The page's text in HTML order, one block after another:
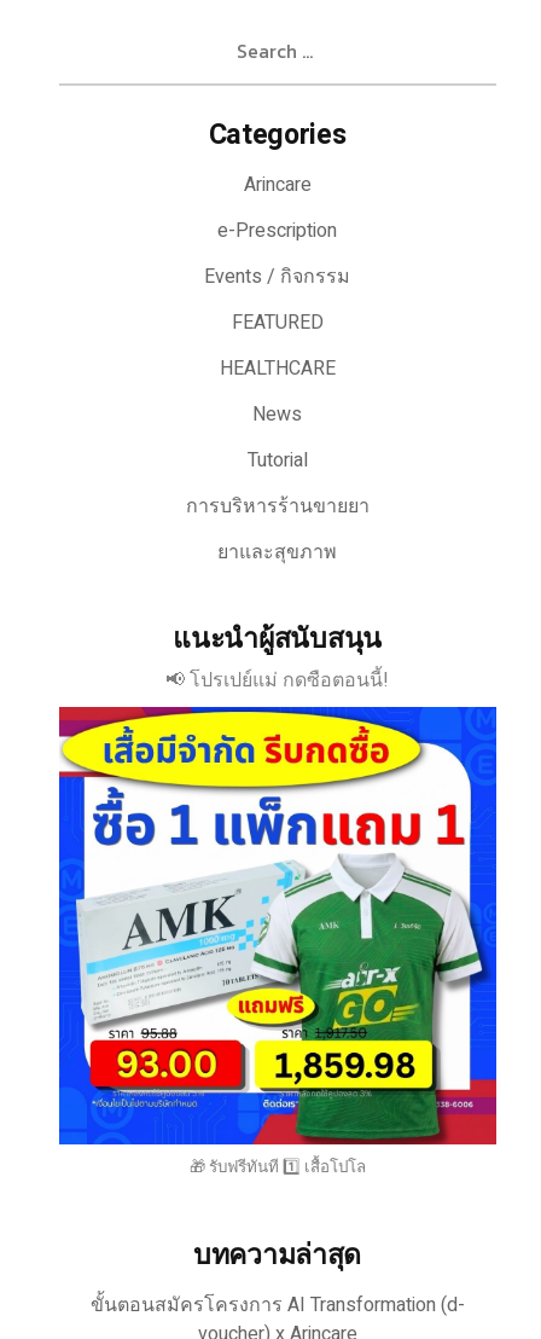
Categories
Arincare
e-Prescription
Events / กิจกรรม
FEATURED
HEALTHCARE
News
Tutorial
การบริหารร้านขายยา
ยาและสุขภาพ
แนะนำผู้สนับสนุน
📢 โปรเปย์แม่ กดซือตอนนี้!
🎁 รับฟรีทันที 1️⃣ เสื้อโปโล
บทความล่าสุด
ขั้นตอนสมัครโครงการ AI Transformation (d-